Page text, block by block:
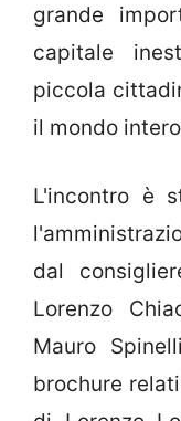
grande
capitale
piccola
il mondo
L'incontro è
dal
Lorenzo
Mauro
brochure